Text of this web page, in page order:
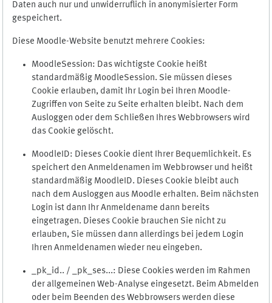
Daten auch nur und unwiderruflich in anonymisierter Form
gespeichert.
Diese Moodle-Website benutzt mehrere Cookies:
MoodleSession: Das wichtigste Cookie heißt
standardmäßig MoodleSession. Sie müssen dieses
Cookie erlauben, damit Ihr Login bei Ihren Moodle-
Zugriffen von Seite zu Seite erhalten bleibt. Nach dem
Ausloggen oder dem Schließen Ihres Webbrowsers wird
das Cookie gelöscht.
MoodleID: Dieses Cookie dient Ihrer Bequemlichkeit. Es
speichert den Anmeldenamen im Webbrowser und heißt
standardmäßig MoodleID. Dieses Cookie bleibt auch
nach dem Ausloggen aus Moodle erhalten. Beim nächsten
Login ist dann Ihr Anmeldename dann bereits
eingetragen. Dieses Cookie brauchen Sie nicht zu
erlauben, Sie müssen dann allerdings bei jedem Login
Ihren Anmeldenamen wieder neu eingeben.
_pk_id.. / _pk_ses...: Diese Cookies werden im Rahmen
der allgemeinen Web-Analyse eingesetzt. Beim Abmelden
oder beim Beenden des Webbrowsers werden diese